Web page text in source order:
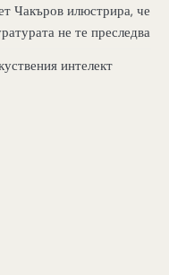
Чакъров илюстрира, че
не те преследва
интелект